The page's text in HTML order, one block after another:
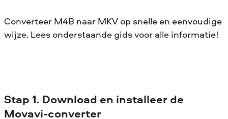
Converteer M4B naar MKV op snelle en eenvoudige
wijze. Lees onderstaande gids voor alle informatie!
Stap 1. Download en installeer de
Movavi-converter